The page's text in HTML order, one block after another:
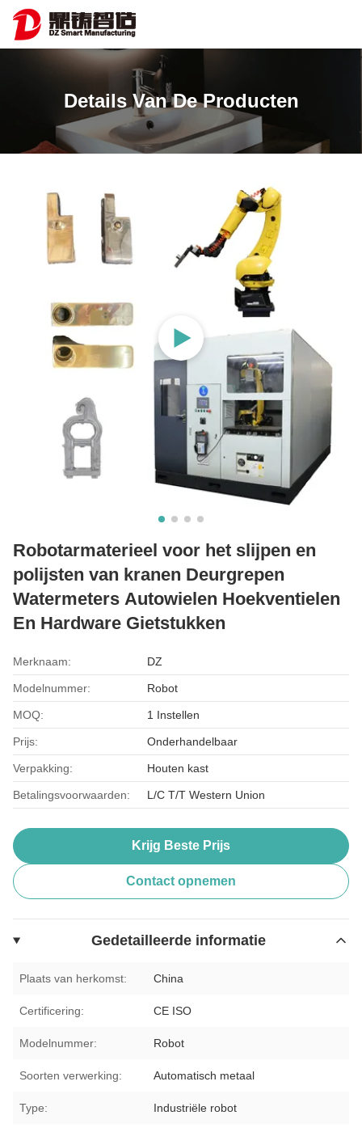
Details Van De Producten
Robotarmaterieel voor het slijpen en
polijsten van kranen Deurgrepen
Watermeters Autowielen Hoekventielen
En Hardware Gietstukken
Merknaam: DZ
Modelnummer: Robot
MOQ: 1 Instellen
Prijs: Onderhandelbaar
Verpakking: Houten kast
Betalingsvoorwaarden: L/C T/T Western Union
Krijg Beste Prijs
Contact opnemen
Gedetailleerde informatie
Plaats van herkomst: China
Certificering: CE ISO
Modelnummer: Robot
Soorten verwerking: Automatisch metaal
Type: Industriële robot